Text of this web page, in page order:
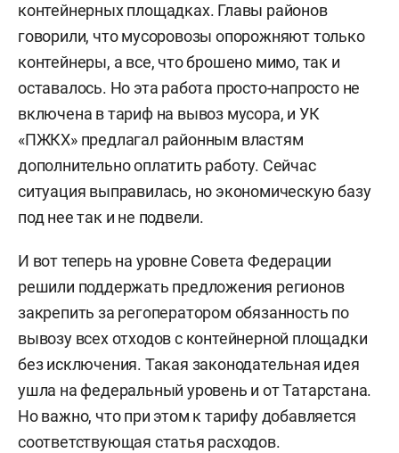
контейнерных площадках. Главы районов
говорили, что мусоровозы опорожняют только
контейнеры, а все, что брошено мимо, так и
оставалось. Но эта работа просто-напросто не
включена в тариф на вывоз мусора, и УК
«ПЖКХ» предлагал районным властям
дополнительно оплатить работу. Сейчас
ситуация выправилась, но экономическую базу
под нее так и не подвели.
И вот теперь на уровне Совета Федерации
решили поддержать предложения регионов
закрепить за регоператором обязанность по
вывозу всех отходов с контейнерной площадки
без исключения. Такая законодательная идея
ушла на федеральный уровень и от Татарстана.
Но важно, что при этом к тарифу добавляется
соответствующая статья расходов.